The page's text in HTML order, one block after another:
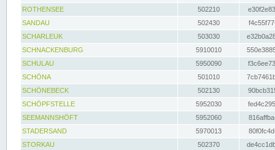
ROTHENSEE
502210
SANDAU
502430
SCHARLEUK
503030
SCHNACKENBURG
5910010
SCHULAU
5950090
SCHÖNA
501010
SCHÖNEBECK
502130
SCHÖPFSTELLE
5952030
SEEMANNSHÖFT
5952060
STADERSAND
5970013
STORKAU
502370